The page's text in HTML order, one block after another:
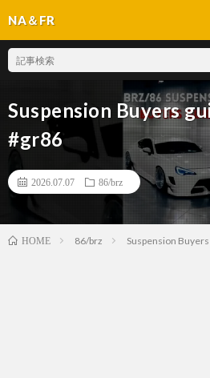
NA＆FR
Suspension Buyers
#gr86
2026.07.07 86/brz
HOME 86/brz Suspension Buyers